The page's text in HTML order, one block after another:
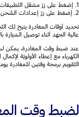
1. إضغط على زرّ مشغّل التّطبيقات في شريط الحالة.
2. إضغط على زرّ إعدادات الشّحن.
تحديد أوقات المغادرة يتيح لك
عالية الجهد أثناء توصيل السّيّارة
عند ضبط وقت المغادرة، يمكن
الكهرباء مع إعطاء الأولويّة
التّقويم برمجة وقتين للمغادرة
لضبط وقت